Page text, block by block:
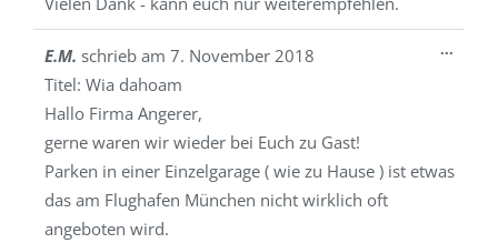
E.M. schrieb am 7. November 2018
Titel: Wia dahoam
Hallo Firma Angerer,
gerne waren wir wieder bei Euch zu Gast!
Parken in einer Einzelgarage ( wie zu Hause ) ist etwas
das am Flughafen München nicht wirklich oft
angeboten wird.
...